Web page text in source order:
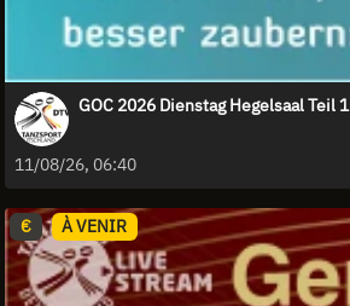
GOC 2026 Dienstag Hegelsaal Teil 1
11/08/26, 06:40
€ À VENIR